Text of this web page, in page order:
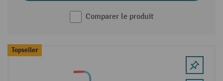
Comparer le produit
Topseller